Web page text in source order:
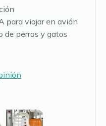
para viajar en avión
de perros y gatos